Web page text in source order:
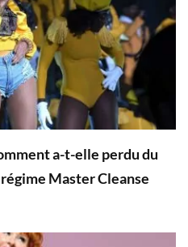
a-t-elle perdu du
Master Cleanse